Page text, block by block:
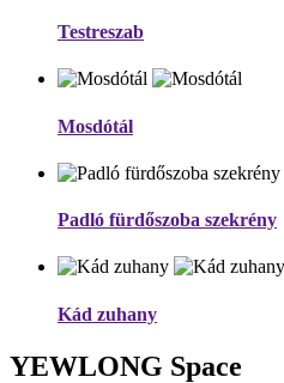
Testreszab
Mosdótál
Padló fürdőszoba szekrény
Kád zuhany
YEWLONG Space